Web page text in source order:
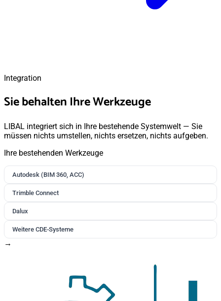
Integration
Sie behalten Ihre Werkzeuge
LIBAL integriert sich in Ihre bestehende Systemwelt — Sie
müssen nichts umstellen, nichts ersetzen, nichts aufgeben.
Ihre bestehenden Werkzeuge
Autodesk (BIM 360, ACC)
Trimble Connect
Dalux
Weitere CDE-Systeme
→